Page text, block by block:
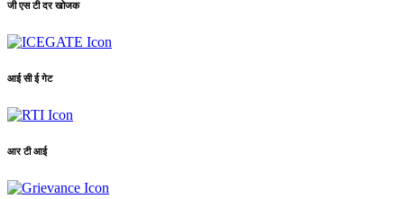
जी एस टी दर खोजक
आई सी ई गेट
आर टी आई